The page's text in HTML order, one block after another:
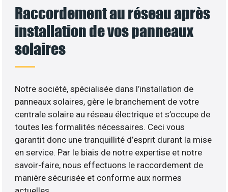
Raccordement au réseau après
installation de vos panneaux
solaires
Notre société, spécialisée dans l’installation de
panneaux solaires, gère le branchement de votre
centrale solaire au réseau électrique et s’occupe de
toutes les formalités nécessaires. Ceci vous
garantit donc une tranquillité d’esprit durant la mise
en service. Par le biais de notre expertise et notre
savoir-faire, nous effectuons le raccordement de
manière sécurisée et conforme aux normes